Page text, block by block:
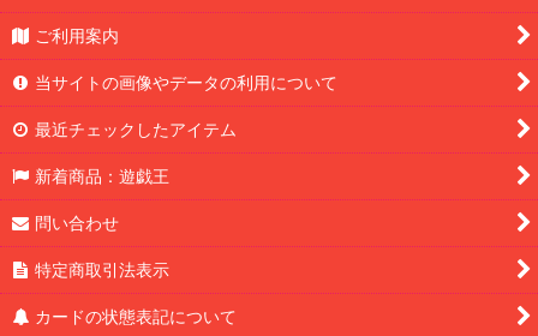
ご利用案内
当サイトの画像やデータの利用について
最近チェックしたアイテム
新着商品：遊戯王
問い合わせ
特定商取引法表示
カードの状態表記について